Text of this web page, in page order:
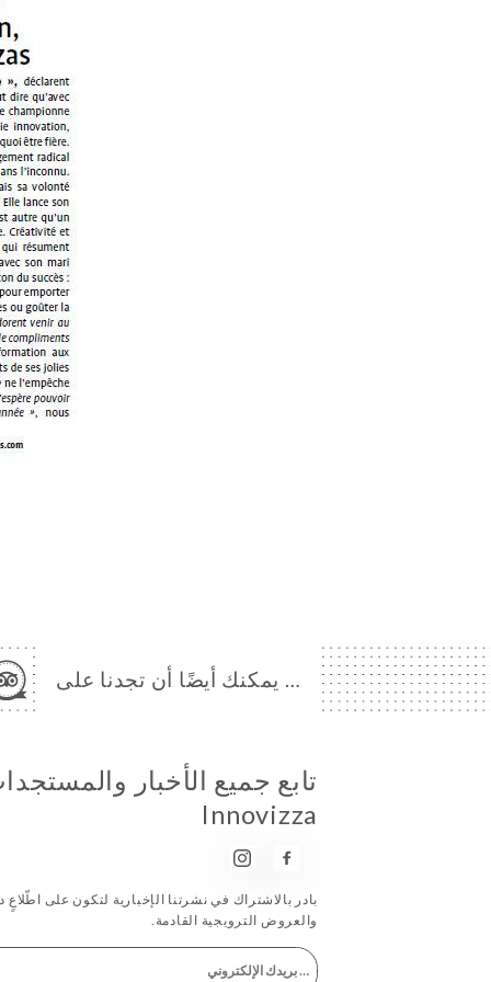
… يمكنك أيضًا أن تجدنا على
تابع جميع الأخبار
Innovizza
بادر بالاشتراك في نشرتنا الإخبارية لتكون على اطّلاعٍ
والعروض الترويجية القادمة.